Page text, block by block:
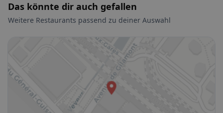
Das könnte dir auch gefallen
Weitere Restaurants passend zu deiner Auswahl